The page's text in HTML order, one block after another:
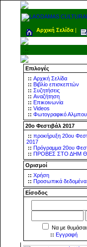
Αρχική Σελίδα |
.::
Επιλογές
:: Αρχική Σελίδα
:: Βιβλίο επισκεπτών
:: Συζητήσεις
:: Αναζήτηση
:: Επικοινωνία
:: Videos
:: Φωτογραφικό
20ο Φεστιβάλ 2017
:: προκήρυξη 20ου
2017
:: Πρόγραμμα 20ου
:: ΠΡΟΒΕΣ ΣΤΟ ΔΗΜ
Ορισμοί
:: Χρήση
:: Προσωπικά δεδομένα
Είσοδος
Να με θυμάσαι
:: Εγγραφή